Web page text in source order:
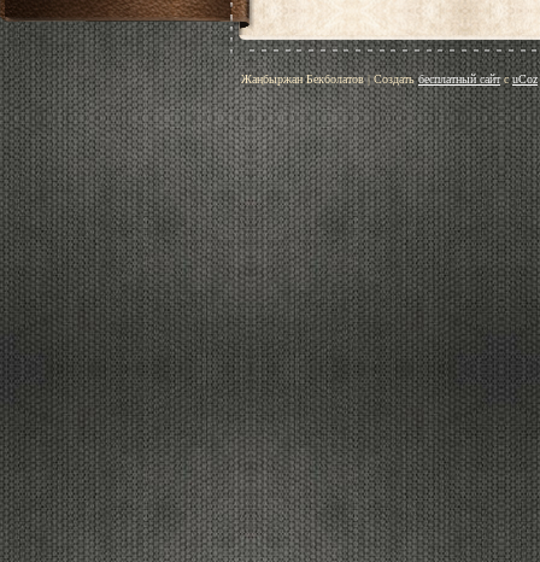
Жаңбыржан Бекболатов|Создатьбесплатный сайтсuCoz